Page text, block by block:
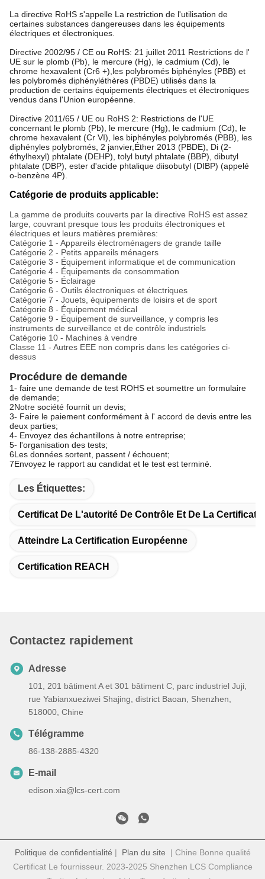
La directive RoHS s'appelle La restriction de l'utilisation de
certaines substances dangereuses dans les équipements
électriques et électroniques.
Directive 2002/95 / CE ou RoHS: 21 juillet 2011 Restrictions de l'
UE sur le plomb (Pb), le mercure (Hg), le cadmium (Cd), le
chrome hexavalent (Cr6 +),les polybromés biphényles (PBB) et
les polybromés diphényléthères (PBDE) utilisés dans la
production de certains équipements électriques et électroniques
vendus dans l'Union européenne.
Directive 2011/65 / UE ou RoHS 2: Restrictions de l'UE
concernant le plomb (Pb), le mercure (Hg), le cadmium (Cd), le
chrome hexavalent (Cr VI), les biphényles polybromés (PBB), les
diphényles polybromés, 2 janvier,Éther 2013 (PBDE), Di (2-
éthylhexyl) phtalate (DEHP), tolyl butyl phtalate (BBP), dibutyl
phtalate (DBP), ester d'acide phtalique diisobutyl (DIBP) (appelé
o-benzène 4P).
Catégorie de produits applicable:
La gamme de produits couverts par la directive RoHS est assez
large, couvrant presque tous les produits électroniques et
électriques et leurs matières premières:
Catégorie 1 - Appareils électroménagers de grande taille
Catégorie 2 - Petits appareils ménagers
Catégorie 3 - Équipement informatique et de communication
Catégorie 4 - Équipements de consommation
Catégorie 5 - Éclairage
Catégorie 6 - Outils électroniques et électriques
Catégorie 7 - Jouets, équipements de loisirs et de sport
Catégorie 8 - Équipement médical
Catégorie 9 - Équipement de surveillance, y compris les
instruments de surveillance et de contrôle industriels
Catégorie 10 - Machines à vendre
Classe 11 - Autres EEE non compris dans les catégories ci-
dessus
Procédure de demande
1- faire une demande de test ROHS et soumettre un formulaire
de demande;
2Notre société fournit un devis;
3- Faire le paiement conformément à l' accord de devis entre les
deux parties;
4- Envoyez des échantillons à notre entreprise;
5- l'organisation des tests;
6Les données sortent, passent / échouent;
7Envoyez le rapport au candidat et le test est terminé.
Les Étiquettes:
Certificat De L'autorité De Contrôle Et De La
Atteindre La Certification Européenne
Certification REACH
Contactez rapidement
Adresse
101, 201 bâtiment A et 301 bâtiment C, parc industriel Juji,
rue Yabianxueziwei Shajing, district Baoan, Shenzhen,
518000, Chine
Télégramme
86-138-2885-4320
E-mail
edison.xia@lcs-cert.com
Politique de confidentialité | Plan du site | Chine Bonne qualité
Certificat Le fournisseur. 2023-2025 Shenzhen LCS Compliance